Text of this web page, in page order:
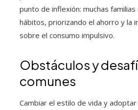
punto de inflexión: muchas
hábitos, priorizando el ahorro y la
sobre el consumo impulsivo.
Obstáculos y
comunes
Cambiar el estilo de vida y